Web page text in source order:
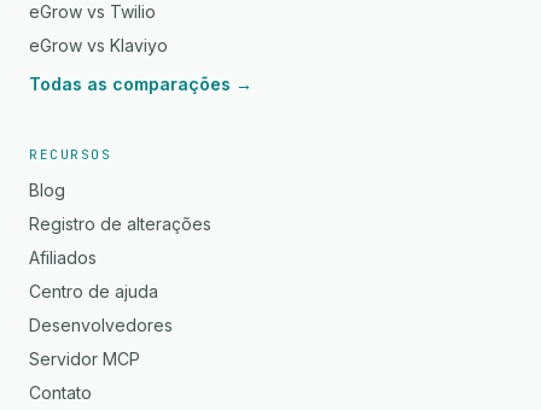
eGrow vs Twilio
eGrow vs Klaviyo
Todas as comparações →
RECURSOS
Blog
Registro de alterações
Afiliados
Centro de ajuda
Desenvolvedores
Servidor MCP
Contato